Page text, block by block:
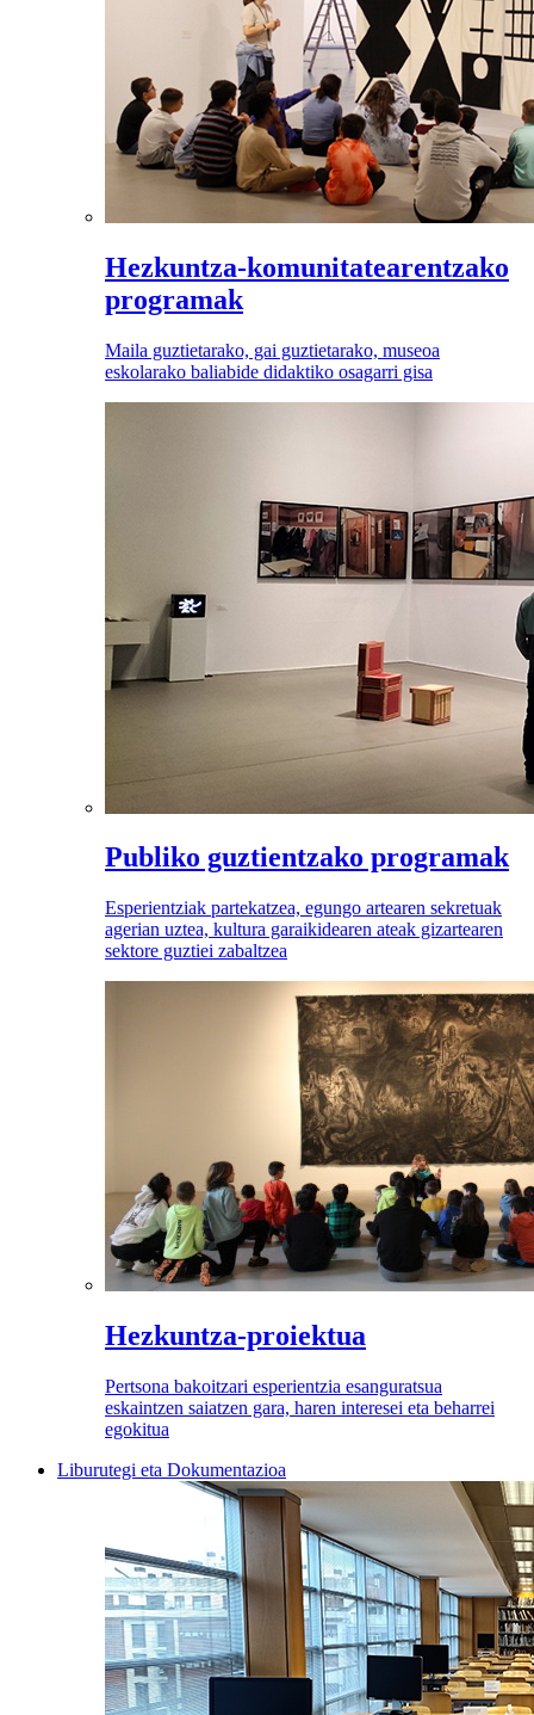
Hezkuntza-komunitatearentzako
programak
Maila guztietarako, gai guztietarako, museoa
eskolarako baliabide didaktiko osagarri gisa
Publiko guztientzako programak
Esperientziak partekatzea, egungo artearen sekretuak
agerian uztea, kultura garaikidearen ateak gizartearen
sektore guztiei zabaltzea
Hezkuntza-proiektua
Pertsona bakoitzari esperientzia esanguratsua
eskaintzen saiatzen gara, haren interesei eta beharrei
egokitua
Liburutegi eta Dokumentazioa